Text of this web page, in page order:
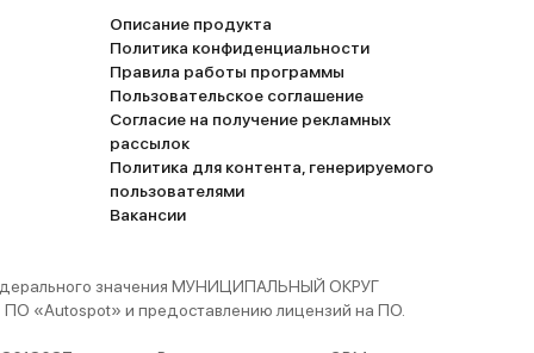
Описание продукта
Политика конфиденциальности
Правила работы программы
Пользовательское соглашение
Согласие на получение рекламных
рассылок
Политика для контента, генерируемого
пользователями
Вакансии
значения МУНИЦИПАЛЬНЫЙ ОКРУГ
«Autospot» и предоставлению лицензий на ПО.